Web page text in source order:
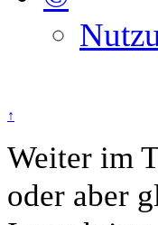
↑
Weiter im
oder aber